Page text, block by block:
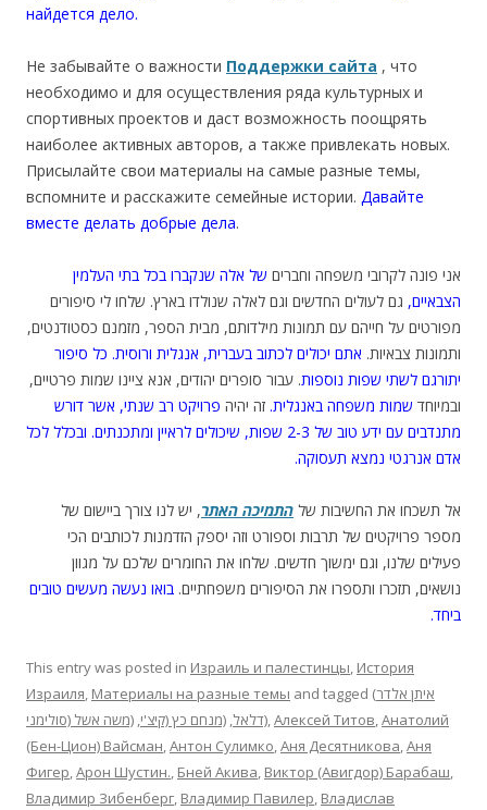
найдется дело.
Не забывайте о важности Поддержки сайта , что
необходимо и для осуществления ряда культурных и
спортивных проектов и даст возможность поощрять
наиболее активных авторов, а также привлекать новых.
Присылайте свои материалы на самые разные темы,
вспомните и расскажите семейные истории. Давайте
вместе делать добрые дела.
אני פונה לקרובי משפחה וחברים של אלה שנקברו בכל בתי העלמין
הצבאיים, גם לעולים החדשים וגם לאלה שנולדו בארץ. שלחו לי סיפורים
מפורטים על חייהם עם תמונות מילדותם, מבית הספר, מזמנם כסטודנטים,
ותמונות צבאיות. אתם יכולים לכתוב בעברית, אנגלית ורוסית. כל סיפור
יתורגם לשתי שפות נוספות. עבור סופרים יהודים, אנא ציינו שמות פרטיים,
ובמיוחד שמות משפחה באנגלית. זה יהיה פרויקט רב שנתי, אשר דורש
מתנדבים עם ידע טוב של 2-3 שפות, שיכולים לראיין ומתכנתים. ובכלל לכל
אדם אנרגטי נמצא תעסוקה.
אל תשכחו את החשיבות של התמיכה האתר, יש לנו צורך ביישום של
מספר פרויקטים של תרבות וספורט וזה יספק הזדמנות לכותבים הכי
פעילים שלנו, וגם ימשוך חדשים. שלחו את החומרים שלכם על מגוון
נושאים, תזכרו ותספרו את הסיפורים משפחתיים. בואו נעשה מעשים טובים
ביחד.
This entry was posted in Израиль и палестинцы, История
Израиля, Материалы на разные темы and tagged (איתן אלדר
(דלאל, (מנחם כץ (קיצ'י, (משה אשל (סולימני ,Алексей Титов,Анатолий
(Бен-Цион) Вайсман,Антон Сулимко,Аня Десятникова,Аня
Фигер,Арон Шустин., Бней Акива, Виктор (Авигдор) Барабаш,
Владимир Зибенберг, Владимир Павилер, Владислав